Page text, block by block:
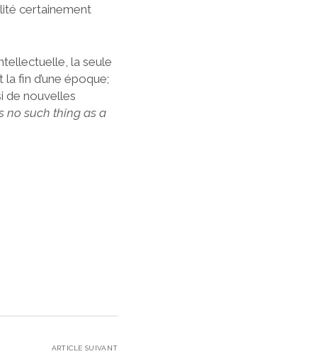
certainement
la seule
la fin d’une époque;
de nouvelles
no such thing as a
ARTICLE SUIVANT